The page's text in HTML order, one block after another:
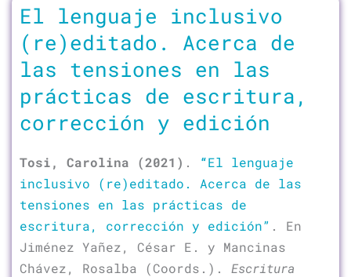
El lenguaje inclusivo
(re)editado. Acerca de
las tensiones en las
prácticas de escritura,
corrección y edición
Tosi, Carolina (2021) . “El lenguaje
inclusivo (re)editado. Acerca de las
tensiones en las prácticas de
escritura, corrección y edición” . En
Jiménez Yañez, César E. y Mancinas
Chávez, Rosalba (Coords.). Escritura